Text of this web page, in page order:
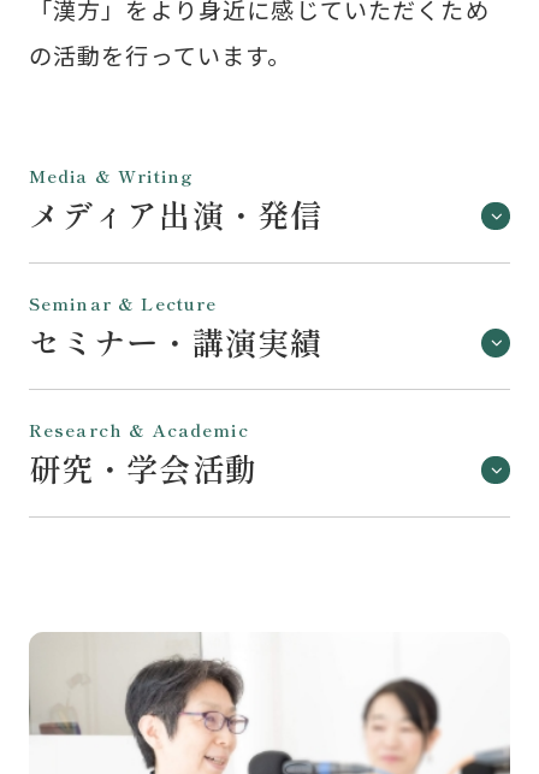
「漢方」をより身近に感じていただくため
の活動を行っています。
Media & Writing
メディア出演・発信
Seminar & Lecture
セミナー・講演実績
Research & Academic
研究・学会活動